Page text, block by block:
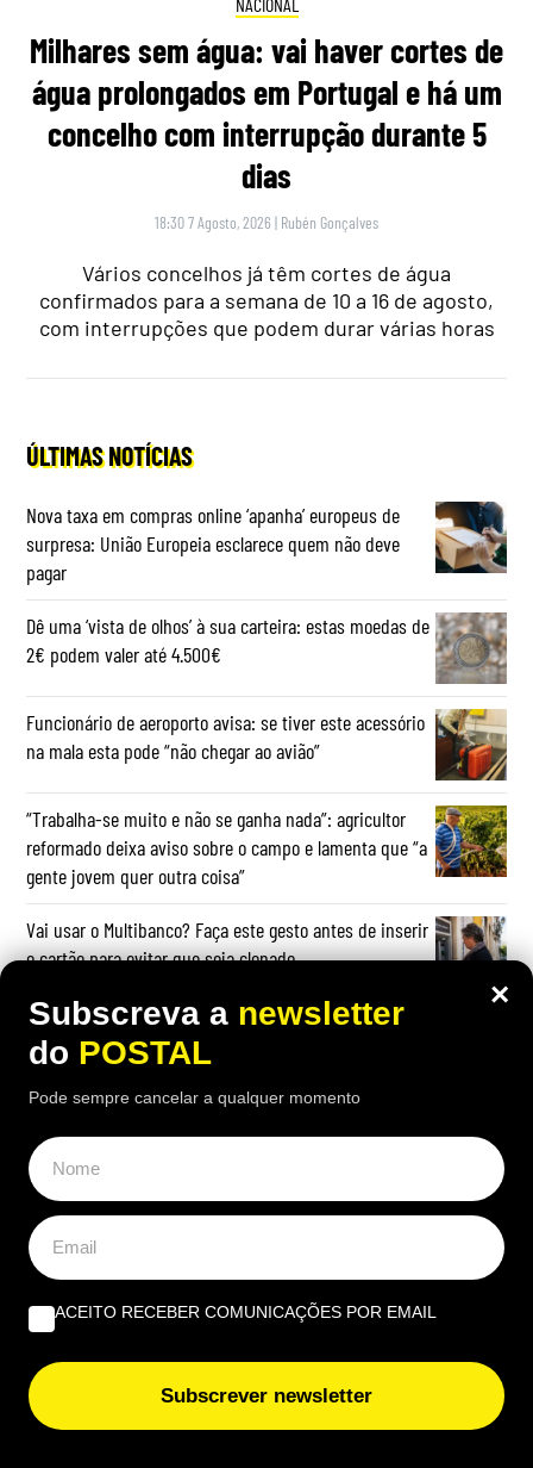
Milhares sem água: vai haver cortes de
água prolongados em Portugal e há um
concelho com interrupção durante 5
dias
18:30 7 Agosto, 2026 | Rubén Gonçalves
Vários concelhos já têm cortes de água
confirmados para a semana de 10 a 16 de agosto,
com interrupções que podem durar várias horas
ÚLTIMAS NOTÍCIAS
Nova taxa em compras online ‘apanha’ europeus de
surpresa: União Europeia esclarece quem não deve
pagar
Dê uma ‘vista de olhos’ à sua carteira: estas moedas de
2€ podem valer até 4.500€
Funcionário de aeroporto avisa: se tiver este acessório
na mala esta pode “não chegar ao avião”
“Trabalha-se muito e não se ganha nada”: agricultor
reformado deixa aviso sobre o campo e lamenta que “a
gente jovem quer outra coisa”
Vai usar o Multibanco? Faça este gesto antes de inserir
o cartão para evitar que seja clonado
OPINIÃO
Do amor ao ódio vai apenas um passo | Por Henrique
Dias Freire
Albufeira, trânsito, ruído e equilíbrio | Por António
Governantes no Algarve: de reino a região transnacional
| Por Virgílio Machado
×
Subscreva a newsletter
do POSTAL
Pode sempre cancelar a qualquer momento
ACEITO RECEBER COMUNICAÇÕES POR EMAIL
Subscrever newsletter